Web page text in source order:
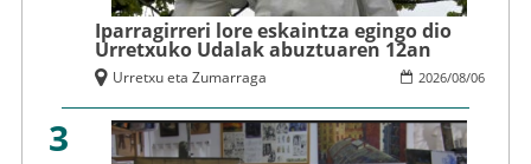
Iparragirreri lore eskaintza egingo dio
Urretxuko Udalak abuztuaren 12an
2026/08/06
Urretxu eta Zumarraga
3